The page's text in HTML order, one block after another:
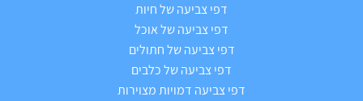
דפי צביעה של חיות
דפי צביעה של אוכל
דפי צביעה של חתולים
דפי צביעה של כלבים
דפי צביעה דמויות מצוירות